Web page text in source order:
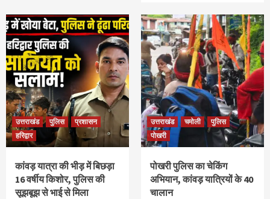
उत्तराखंड पुलिस
प्रशासन
हरिद्वार
कांवड़ यात्रा की भीड़ में बिछड़ा
16 वर्षीय किशोर, पुलिस की
सूझबूझ से भाई से मिला
उत्तराखंड चमोली
पुलिस
पोखरी
पोखरी पुलिस का चेकिंग
अभियान, कांवड़ यात्रियों के 40
चालान